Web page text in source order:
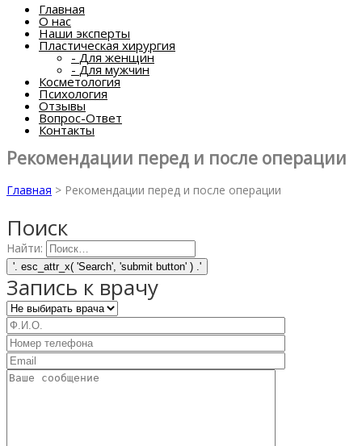
Главная
О нас
Наши эксперты
Пластическая хирургия
- Для женщин
- Для мужчин
Косметология
Психология
Отзывы
Вопрос-Ответ
Контакты
Рекомендации перед и после операции
Главная > Рекомендации перед и после операции
Поиск
Найти:
Запись к врачу